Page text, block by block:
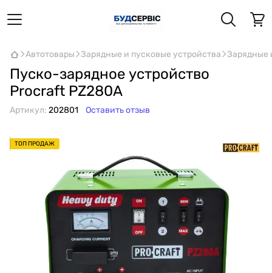
Автотовары Зарядные и пусковые устройства Зарядные
Пуско-зарядное устройство
Proсraft PZ280A
Артикул: 202801 Оставить отзыв
ТОП ПРОДАЖ